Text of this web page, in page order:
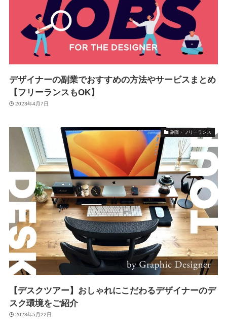
デザイナーの副業でおすすめの方法やサービスまとめ
【フリーランスもOK】
2023年4月7日
副業・フリーランス
【デスクツアー】おしゃれにこだわるデザイナーのデ
スク環境をご紹介
2023年5月22日